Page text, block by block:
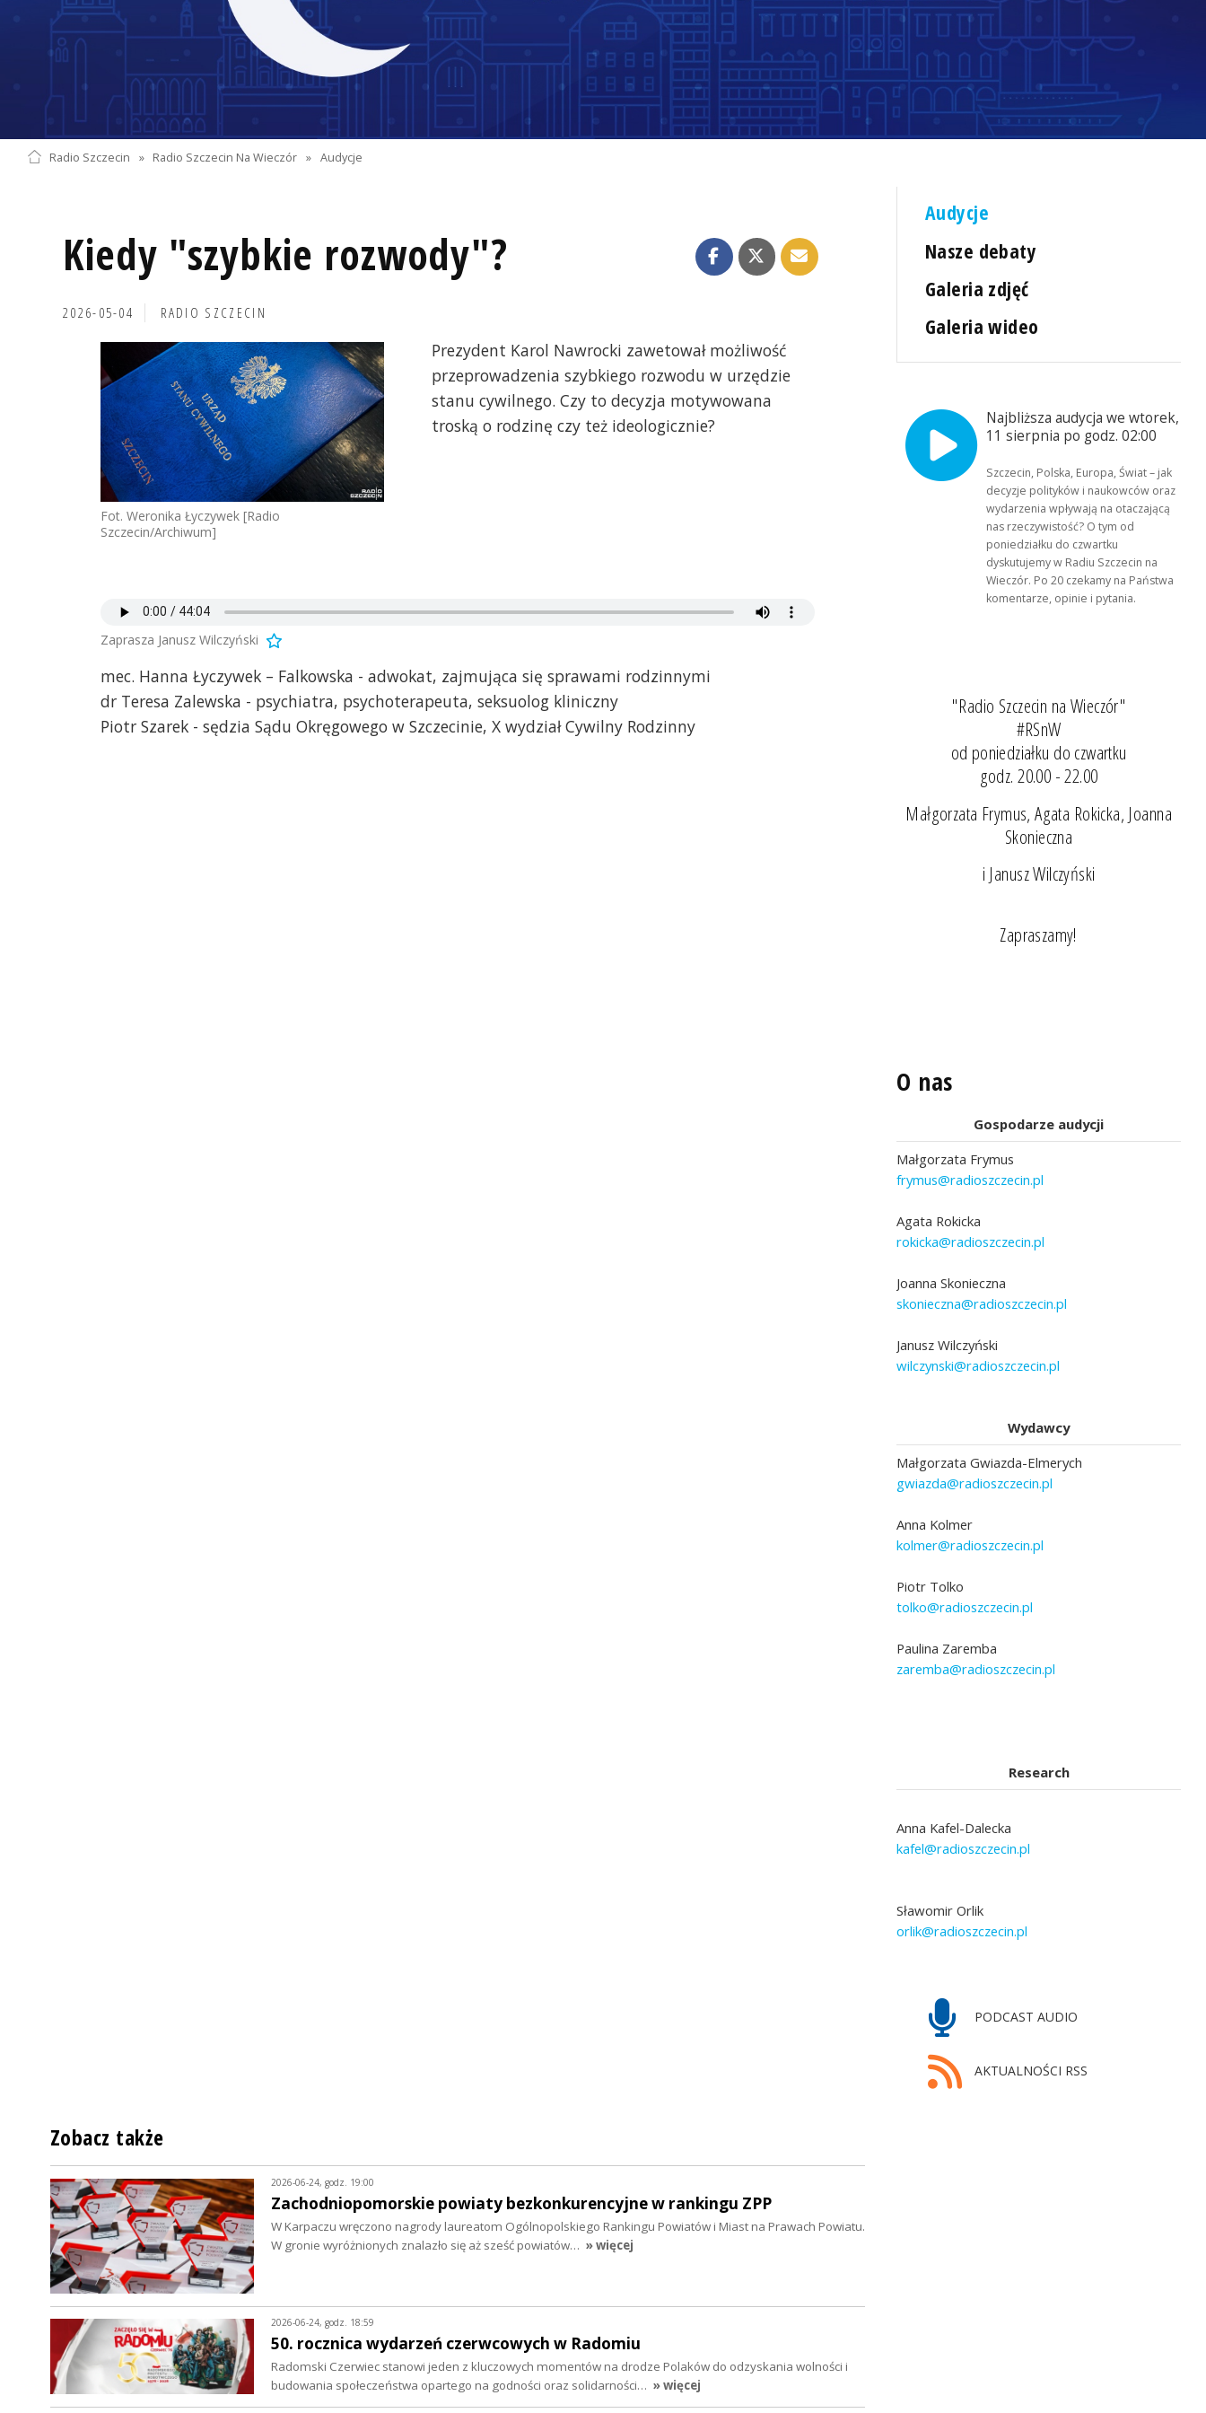
Radio Szczecin » Radio Szczecin Na Wieczór » Audycje
Kiedy "szybkie rozwody"?
2026-05-04 RADIO SZCZECIN
Fot. Weronika Łyczywek [Radio
Szczecin/Archiwum]
Prezydent Karol Nawrocki zawetował możliwość
przeprowadzenia szybkiego rozwodu w urzędzie
stanu cywilnego. Czy to decyzja motywowana
troską o rodzinę czy też ideologicznie?
Zaprasza Janusz Wilczyński
mec. Hanna Łyczywek – Falkowska - adwokat, zajmująca się sprawami rodzinnymi
dr Teresa Zalewska - psychiatra, psychoterapeuta, seksuolog kliniczny
Piotr Szarek - sędzia Sądu Okręgowego w Szczecinie, X wydział Cywilny Rodzinny
Audycje
Nasze debaty
Galeria zdjęć
Galeria wideo
Najbliższa audycja we wtorek,
11 sierpnia po godz. 02:00
Szczecin, Polska, Europa, Świat – jak
decyzje polityków i naukowców oraz
wydarzenia wpływają na otaczającą
nas rzeczywistość? O tym od
poniedziałku do czwartku
dyskutujemy w Radiu Szczecin na
Wieczór. Po 20 czekamy na Państwa
komentarze, opinie i pytania.
"Radio Szczecin na Wieczór"
#RSnW
od poniedziałku do czwartku
godz. 20.00 - 22.00
Małgorzata Frymus, Agata Rokicka, Joanna
Skonieczna
i Janusz Wilczyński
Zapraszamy!
O nas
Gospodarze audycji
Małgorzata Frymus
frymus@radioszczecin.pl
Agata Rokicka
rokicka@radioszczecin.pl
Joanna Skonieczna
skonieczna@radioszczecin.pl
Janusz Wilczyński
wilczynski@radioszczecin.pl
Wydawcy
Małgorzata Gwiazda-Elmerych
gwiazda@radioszczecin.pl
Anna Kolmer
kolmer@radioszczecin.pl
Piotr Tolko
tolko@radioszczecin.pl
Paulina Zaremba
zaremba@radioszczecin.pl
Research
Anna Kafel-Dalecka
kafel@radioszczecin.pl
Sławomir Orlik
orlik@radioszczecin.pl
PODCAST AUDIO
AKTUALNOŚCI RSS
Zobacz także
2026-06-24, godz. 19:00
Zachodniopomorskie powiaty bezkonkurencyjne w rankingu ZPP
W Karpaczu wręczono nagrody laureatom Ogólnopolskiego Rankingu Powiatów i Miast na Prawach Powiatu.
W gronie wyróżnionych znalazło się aż sześć powiatów… » więcej
2026-06-24, godz. 18:59
50. rocznica wydarzeń czerwcowych w Radomiu
Radomski Czerwiec stanowi jeden z kluczowych momentów na drodze Polaków do odzyskania wolności i
budowania społeczeństwa opartego na godności oraz solidarności… » więcej